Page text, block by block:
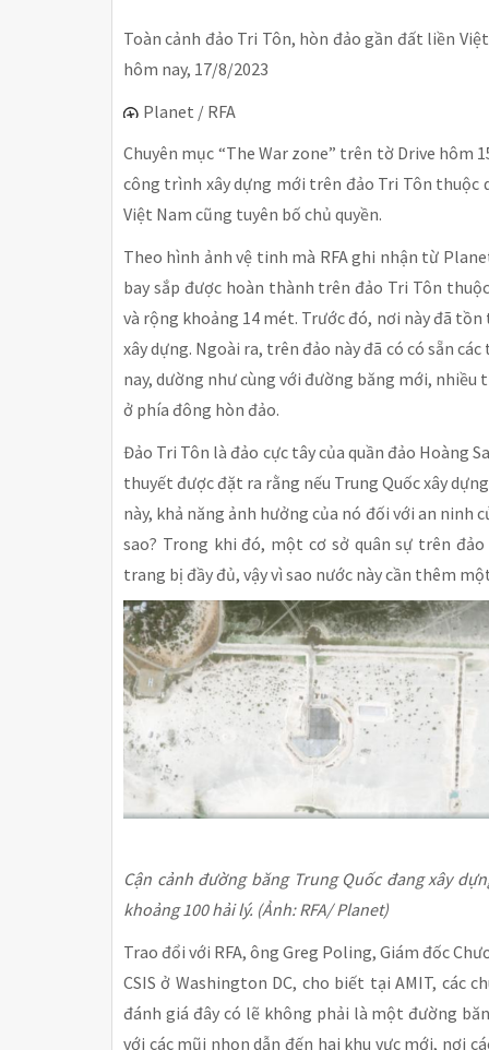
Toàn cảnh đảo Tri Tôn, hòn đảo gần đất liền
hôm nay, 17/8/2023
Planet / RFA
Chuyên mục “The War zone” trên tờ Drive hôm
công trình xây dựng mới trên đảo Tri Tôn thuộc
Việt Nam cũng tuyên bố chủ quyền.
Theo hình ảnh vệ tinh mà RFA ghi nhận từ
bay sắp được hoàn thành trên đảo Tri Tôn
và rộng khoảng 14 mét. Trước đó, nơi này đã
xây dựng. Ngoài ra, trên đảo này đã có có sẵn
nay, dường như cùng với đường băng mới,
ở phía đông hòn đảo.
Đảo Tri Tôn là đảo cực tây của quần đảo Hoàng
thuyết được đặt ra rằng nếu Trung Quốc xây
này, khả năng ảnh hưởng của nó đối với an ninh
sao? Trong khi đó, một cơ sở quân sự trên
trang bị đầy đủ, vậy vì sao nước này cần thêm
Cận cảnh đường băng Trung Quốc đang xây
khoảng 100 hải lý. (Ảnh: RFA/ Planet)
Trao đổi với RFA, ông Greg Poling, Giám đốc
CSIS ở Washington DC, cho biết tại AMIT, các
đánh giá đây có lẽ không phải là một đường
với các mũi nhọn dẫn đến hai khu vực mới, nơi